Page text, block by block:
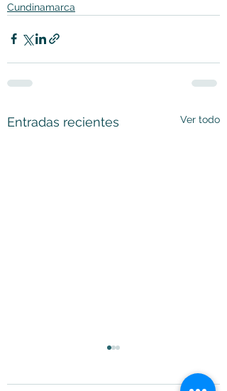
Cundinamarca
Entradas recientes Ver todo